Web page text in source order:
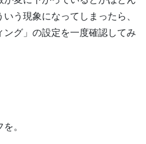
う現象になってしまったら、
ング」の設定を一度確認してみ
。